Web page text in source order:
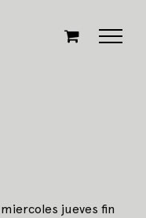
jueves fin